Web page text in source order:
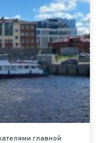
главной